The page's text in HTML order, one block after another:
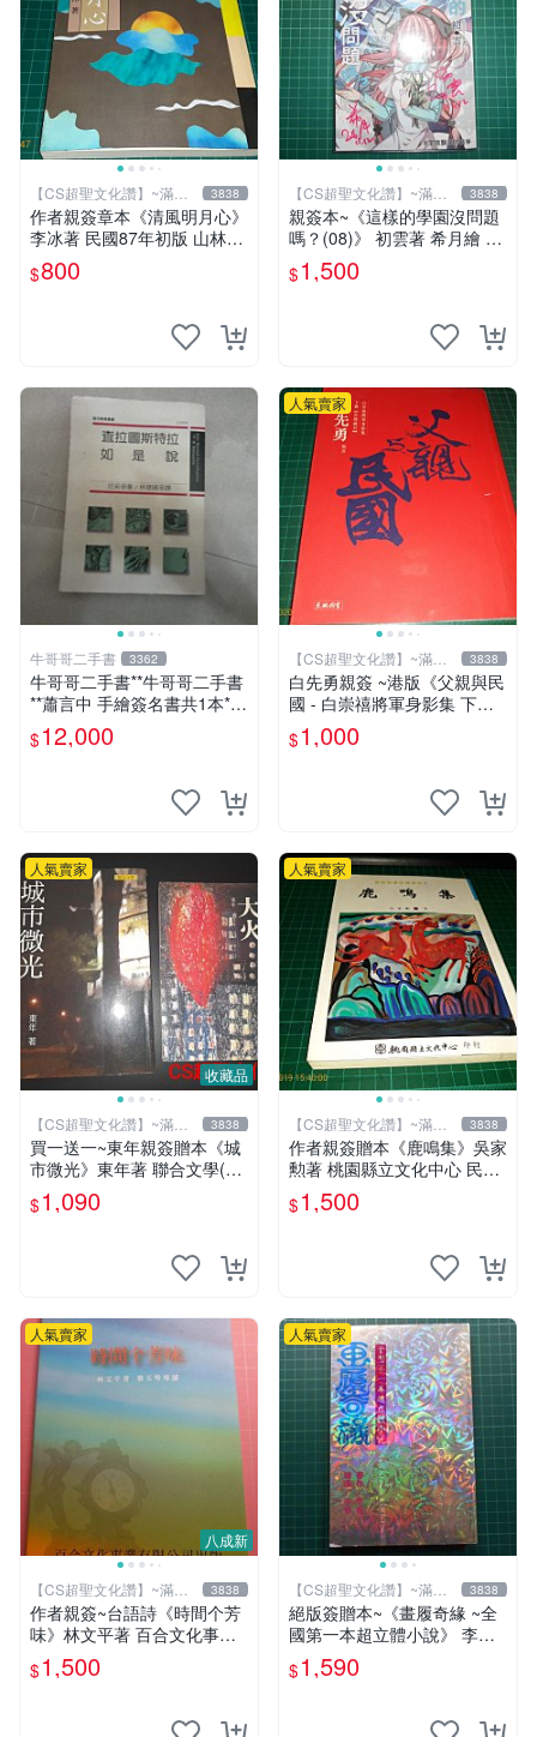
【CS超聖文化讚】~滿千
元送運
3838
作者親簽章本《清風明月心》
李冰著 民國87年初版 山林書
局出版 書緣有微斑 【CS 超
聖文化讚】
$800
【CS超聖文化讚】~滿千
元送運
3838
親簽本~《這樣的學園沒問題
嗎？(08)》 初雲著 希月繪 飛
燕文創 書況新【CS超聖文化
2讚】
$1,500
牛哥哥二手書 3362
牛哥哥二手書**牛哥哥二手書
**蕭言中 手繪簽名書共1本*查
拉圖斯特拉如是說 尼采著19
89遠流一板共1本
$12,000
人氣賣家
【CS超聖文化讚】~滿千
元送運
3838
白先勇親簽 ~港版《父親與民
國 - 白崇禧將軍身影集 下
冊》白先勇編 天地出版 2012
年初版 .香港【CS超聖文化
$1,000
收藏品
人氣賣家
【CS超聖文化讚】~滿千
元送運
3838
買一送一~東年親簽贈本《城
市微光》東年著 聯合文學(送
《大火》東年著 聯經) 【 CS
超聖文化讚】
$1,090
人氣賣家
【CS超聖文化讚】~滿千
元送運
3838
作者親簽贈本《鹿鳴集》吳家
勲著 桃園縣立文化中心 民國
85年初版 8成新 【CS超聖文
化讚】
$1,500
八成新
人氣賣家
【CS超聖文化讚】~滿千
元送運
3838
作者親簽~台語詩《時間个芳
味》林文平著 百合文化事業
2006.10初版一刷 附光碟【C
S超聖文化讚】
$1,500
人氣賣家
【CS超聖文化讚】~滿千
元送運
3838
絕版簽贈本~《畫履奇緣 ~全
國第一本超立體小說》 李奇
著 李奇繪圖【CS超聖文化2
讚】
$1,590